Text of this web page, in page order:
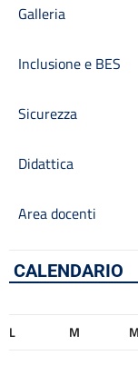
Galleria
Inclusione e BES
Sicurezza
Didattica
Area docenti
CALENDARIO
L M M